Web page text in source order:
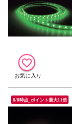
8/8時点_ポイント最大11倍